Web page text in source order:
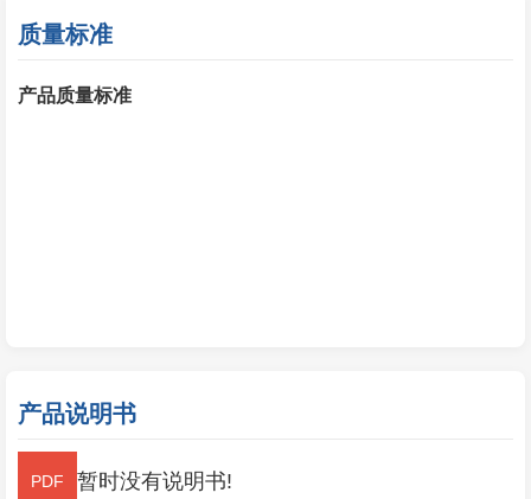
质量标准
产品质量标准
产品说明书
暂时没有说明书!